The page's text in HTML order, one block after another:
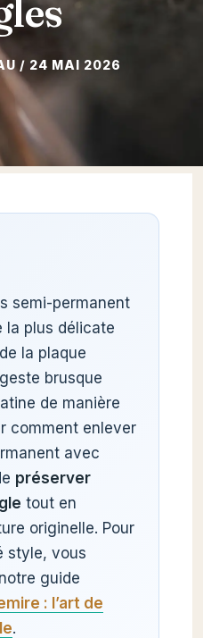
24 MAI 2026
semi-permanent
la plus délicate
la plaque
brusque
de manière
comment enlever
avec
préserver
tout en
originelle. Pour
style, vous
guide
: l’art de
.